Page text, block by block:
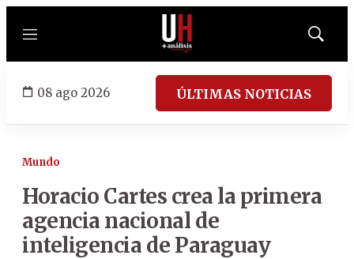
Menú
Mostrar
08 ago 2026 ÚLTIMAS NOTICIAS
Mundo
Horacio Cartes crea la primera
agencia nacional de
inteligencia de Paraguay